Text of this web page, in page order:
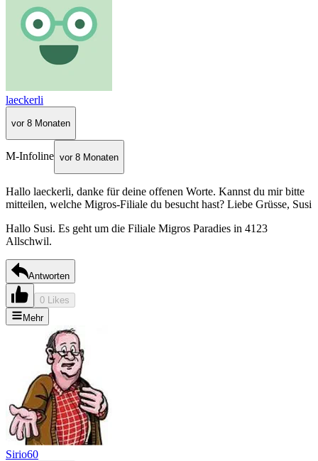
laeckerli
vor 8 Monaten
M-Infoline vor 8 Monaten
Hallo laeckerli, danke für deine offenen Worte. Kannst du mir bitte
mitteilen, welche Migros-Filiale du besucht hast? Liebe Grüsse, Susi
Hallo Susi. Es geht um die Filiale Migros Paradies in 4123
Allschwil.
Antworten
0 Likes
Mehr
Sirio60